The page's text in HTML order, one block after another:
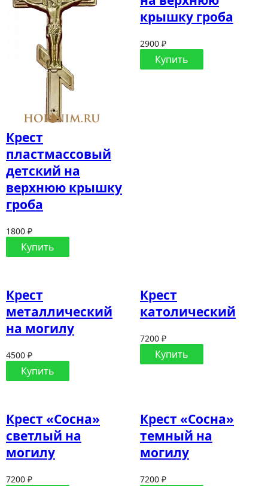
Крест
пластмассовый
детский на
верхнюю крышку
гроба
1800 ₽
Купить
крышку гроба
2900 ₽
Купить
Крест
металлический
на могилу
4500 ₽
Купить
Крест
католический
7200 ₽
Купить
Крест «Сосна»
светлый на
могилу
7200 ₽
Крест «Сосна»
темный на
могилу
7200 ₽